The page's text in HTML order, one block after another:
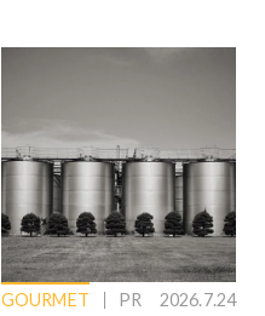
GOURMET PR 2026.7.24